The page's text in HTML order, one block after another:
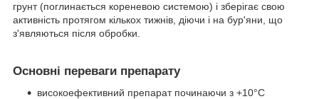
грунт (поглинається кореневою системою) і зберігає свою
активність протягом кількох тижнів, діючи і на бур'яни, що
з'являються після обробки.
Основні переваги препарату
високоефективний препарат починаючи з +10°С